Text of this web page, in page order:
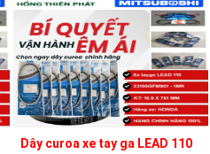
Dây curoa xe tay ga LEAD 110